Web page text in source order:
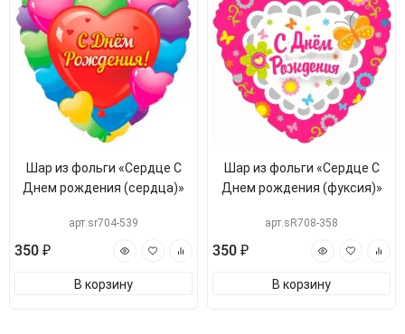
Шар из фольги «Сердце С
Днем рождения (сердца)»
арт.sr704-539
350 ₽
В корзину
Шар из фольги «Сердце С
Днем рождения (фуксия)»
арт.sR708-358
350 ₽
В корзину